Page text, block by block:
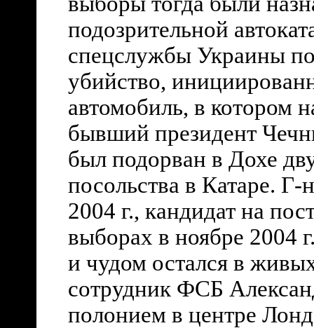
подозрительной
спецслужбы Украины
убийство,
автомобиль, в котором
бывший президент
был подорван в Дохе
посольства в Катаре.
2004 г., кандидат на
выборах в ноябре 2004
и чудом остался в
сотрудник ФСБ
полонием в центре